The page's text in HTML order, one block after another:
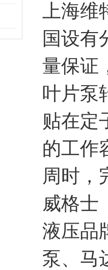
上海
国设有
量保证
叶片泵
贴在定
的工作
周时，
威格士
液压品
泵、马